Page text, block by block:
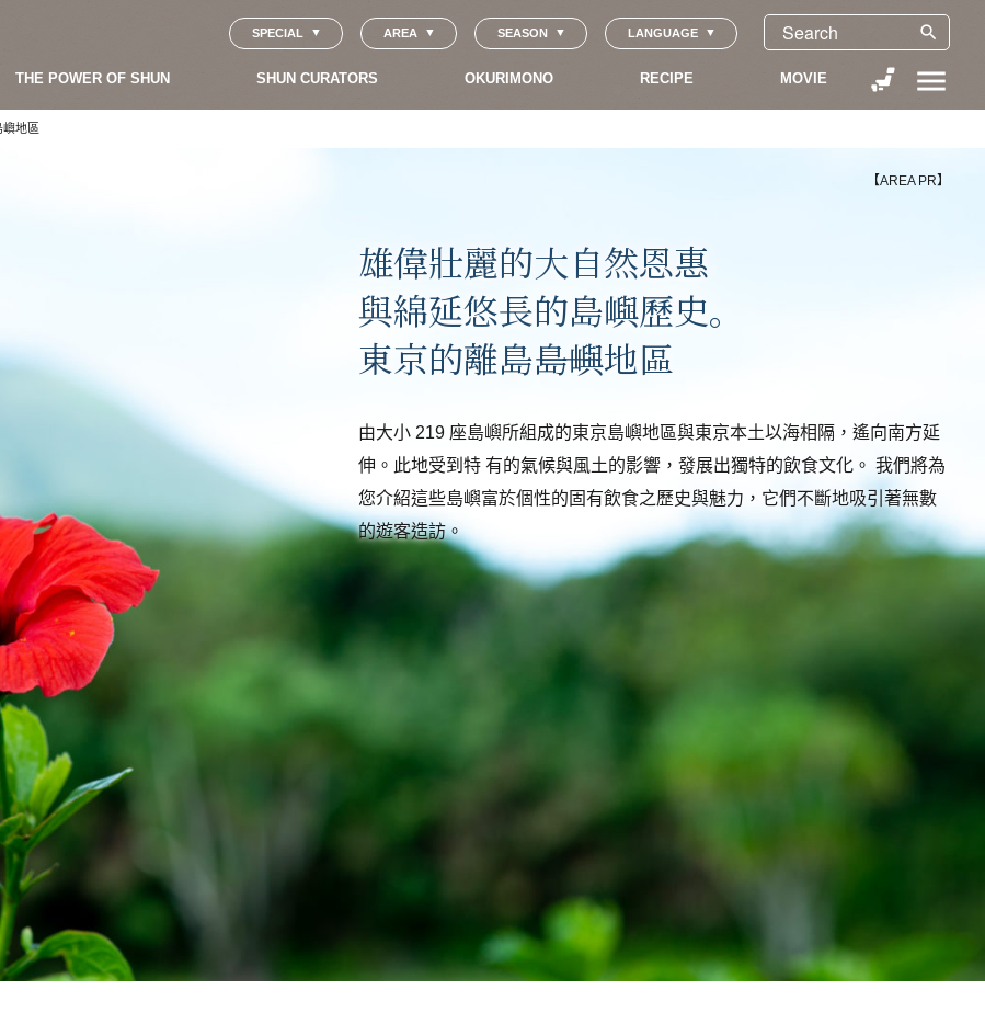
SPECIAL AREA SEASON LANGUAGE search
THE POWER OF SHUN SHUN CURATORS OKURIMONO RECIPE MOVIE menu
地區
【AREA PR】
雄偉壯麗的大自然恩惠
與綿延悠長的島嶼歷史。
東京的離島――島嶼地區
由大小 219 座島嶼所組成的東京島嶼地區與東京本土以海相隔，遙向南方延
伸。此地受到特 有的氣候與風土的影響，發展出獨特的飲食文化。 我們將為
您介紹這些島嶼富於個性的固有飲食之歷史與魅力，它們不斷地吸引著無數
的遊客造訪。